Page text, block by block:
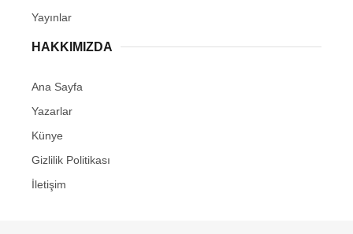
Yayınlar
HAKKIMIZDA
Ana Sayfa
Yazarlar
Künye
Gizlilik Politikası
İletişim